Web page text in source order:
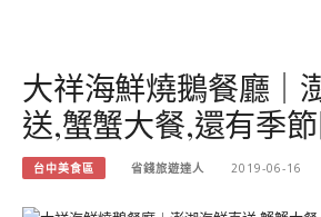
大祥海鮮燒鵝餐廳｜
送,蟹蟹大餐,還有季
台中美食區 省錢旅遊達人 2019-06-16